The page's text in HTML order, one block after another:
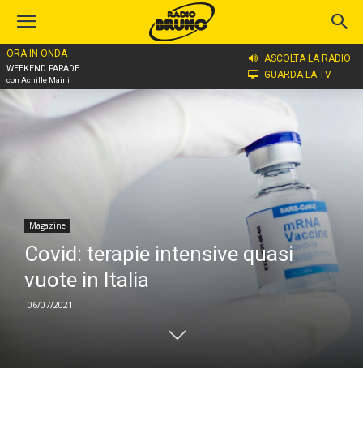
ORA IN ONDA
WEEKEND PARADE
con Achille Maini
ASCOLTA LA RADIO
GUARDA LA TV
Home
Magazine
Covid: terapie intensive quasi
vuote in Italia
06/07/2021